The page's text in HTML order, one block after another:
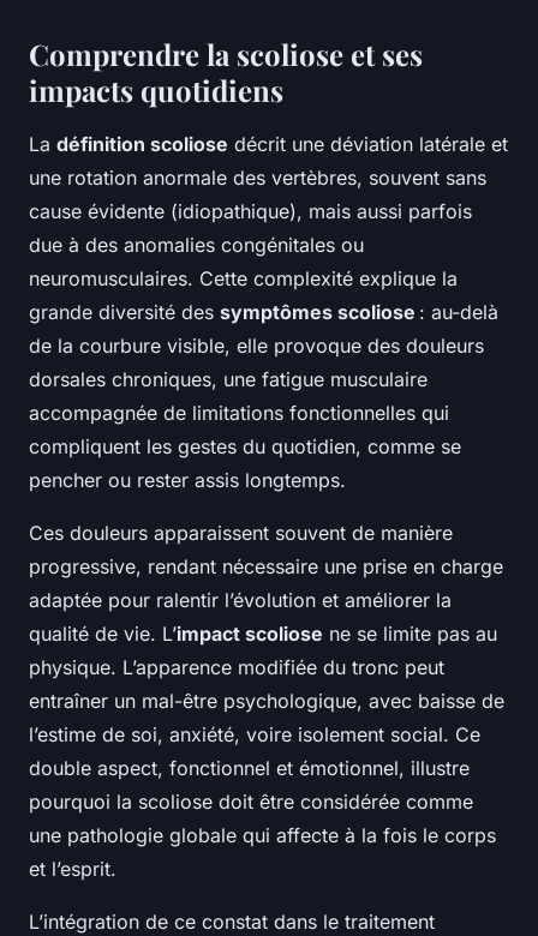
Comprendre la scoliose et ses
impacts quotidiens
La définition scoliose décrit une déviation latérale et
une rotation anormale des vertèbres, souvent sans
cause évidente (idiopathique), mais aussi parfois
due à des anomalies congénitales ou
neuromusculaires. Cette complexité explique la
grande diversité des symptômes scoliose : au-delà
de la courbure visible, elle provoque des douleurs
dorsales chroniques, une fatigue musculaire
accompagnée de limitations fonctionnelles qui
compliquent les gestes du quotidien, comme se
pencher ou rester assis longtemps.
Ces douleurs apparaissent souvent de manière
progressive, rendant nécessaire une prise en charge
adaptée pour ralentir l’évolution et améliorer la
qualité de vie. L’impact scoliose ne se limite pas au
physique. L’apparence modifiée du tronc peut
entraîner un mal-être psychologique, avec baisse de
l’estime de soi, anxiété, voire isolement social. Ce
double aspect, fonctionnel et émotionnel, illustre
pourquoi la scoliose doit être considérée comme
une pathologie globale qui affecte à la fois le corps
et l’esprit.
L’intégration de ce constat dans le traitement